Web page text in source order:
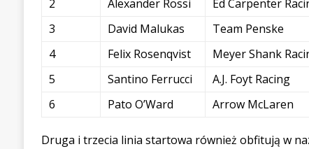
2
Alexander Rossi Ed Carpenter
3
David Malukas Team Penske
4
Felix Rosenqvist Meyer Shank
5
Santino Ferrucci A.J. Foyt Racing
6
Pato O’Ward Arrow McLaren
Druga i trzecia linia startowa również obfitują w